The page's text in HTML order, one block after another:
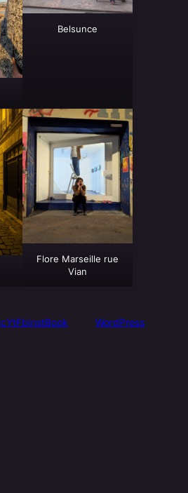
Belsunce
Flore Marseille rue
Vian
YtFbInstBook WordPress